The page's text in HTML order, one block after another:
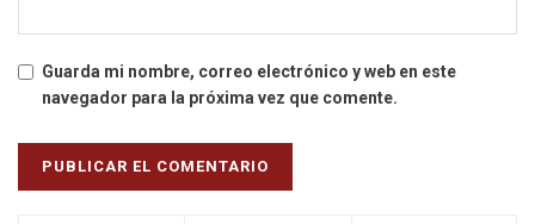
Guarda mi nombre, correo electrónico y web en este
navegador para la próxima vez que comente.